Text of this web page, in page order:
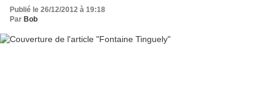
Publié le 26/12/2012 à 19:18
Par Bob